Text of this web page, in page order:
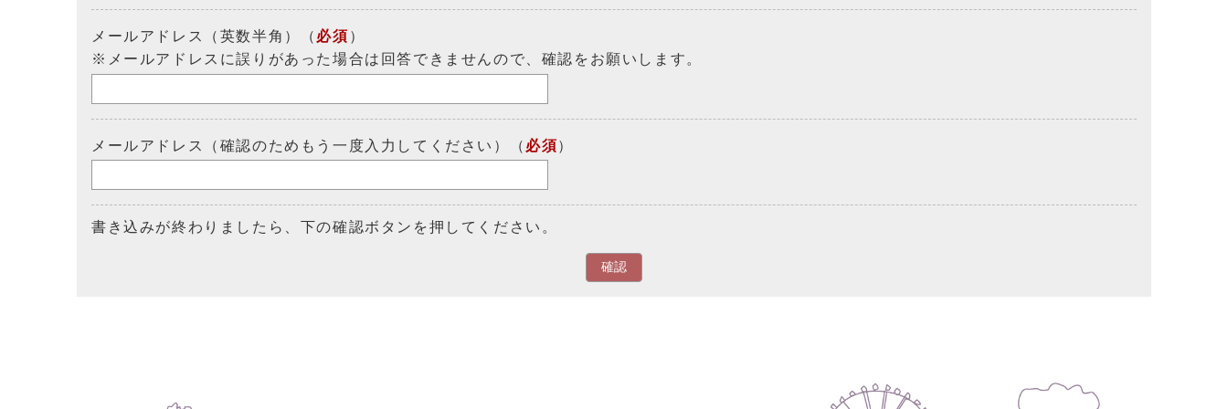
メールアドレス（英数半角）（ 必須 ）
※メールアドレスに誤りがあった場合は回答できませんので、確認をお願いします。
メールアドレス（確認のためもう一度入力してください）（ 必須）
書き込みが終わりましたら、下の確認ボタンを押してください。
確認